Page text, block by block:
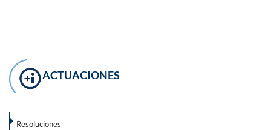
ACTUACIONES
Resoluciones